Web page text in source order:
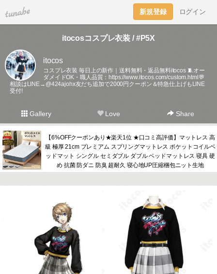
tuna.be 新規登録 ログイン
itocosコスプレ衣装 / #P5X
itocos
コスプレ衣装 毎日上の新作｜送料無料・返品無料itocos 🧵オー
ダメイドOK・職人品質： https://www.itocos.com/custom.html💬
相談はLINE→@424ajohx友だち追加で2000円クーポン＆特急仕上げもLINE
受付!
Gallery Love Share
【6%OFFクーポンあり★楽天1位 ★口コミ高評価】マットレス 高
級 極厚 21cm プレミアム スプリングマットレス ポケットコイルベ
ッドマット シングル セミダブル ダブル ベッドマットレス 寝具 硬
め 抗菌 防ダニ 防臭 超耐久 寝心地UP圧縮梱包ニット生地